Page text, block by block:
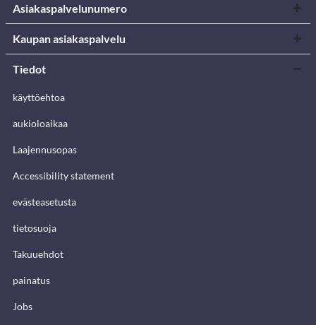
Asiakaspalvelunumero
Kaupan asiakaspalvelu
Tiedot
käyttöehtoa
aukioloaikaa
Laajennusopas
Accessibility statement
evästeasetusta
tietosuoja
Takuuehdot
painatus
Jobs